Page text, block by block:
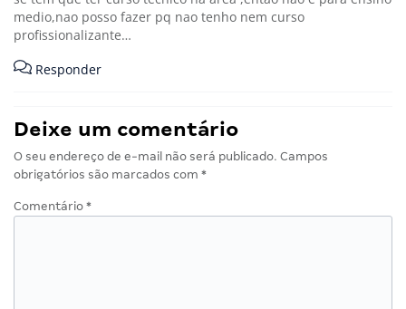
medio,nao posso fazer pq nao tenho nem curso
profissionalizante…
Responder
Deixe um comentário
O seu endereço de e-mail não será publicado. Campos
obrigatórios são marcados com *
Comentário *